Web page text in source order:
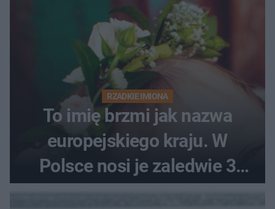
RZADKIE IMIONA
To imię brzmi jak nazwa
europejskiego kraju. W
Polsce nosi je zaledwie 3
kobiety